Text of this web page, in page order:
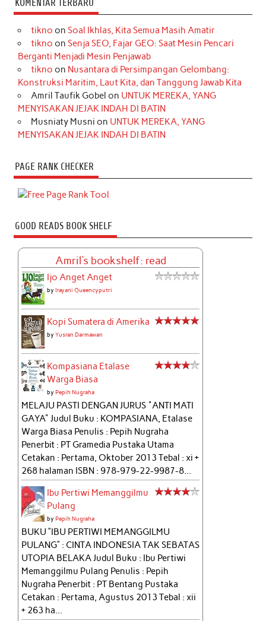
KOMENTAR TERBARU
tikno on Soal Ikhlas, Kita Semua Masih Amatir
tikno on Senja SEO, Fajar GEO: Saat Mesin Pencari
Berganti Menjadi Mesin Penjawab
tikno on Nusantara di Persimpangan Gelombang:
Konstruksi Maritim, Laut Kita, dan Tanggung Jawab Kita
Amril Taufik Gobel on UNTUK MEREKA, YANG
MENYISAKAN JEJAK INDAH DI BATIN
Musniaty Musni on UNTUK MEREKA, YANG
MENYISAKAN JEJAK INDAH DI BATIN
PAGE RANK CHECKER
GOOD READS BOOK SHELF
Amril's bookshelf: read
Ijo Anget Anget
byIrayani Queencyputri
Kopi Sumatera di Amerika
byYusran Darmawan
Kompasiana Etalase
Warga Biasa
byPepih Nugraha
MELAJU PASTI DENGAN JURUS "ANTI MATI
GAYA" Judul Buku : KOMPASIANA, Etalase
Warga Biasa Penulis : Pepih Nugraha
Penerbit : PT Gramedia Pustaka Utama
Cetakan : Pertama, Oktober 2013 Tebal : xi +
268 halaman ISBN : 978-979-22-9987-8...
Ibu Pertiwi Memanggilmu
Pulang
byPepih Nugraha
BUKU “IBU PERTIWI MEMANGGILMU
PULANG” : CINTA INDONESIA TAK SEBATAS
UTOPIA BELAKA Judul Buku : Ibu Pertiwi
Memanggilmu Pulang Penulis : Pepih
Nugraha Penerbit : PT Bentang Pustaka
Cetakan : Pertama, Agustus 2013 Tebal : xii
+ 263 ha...